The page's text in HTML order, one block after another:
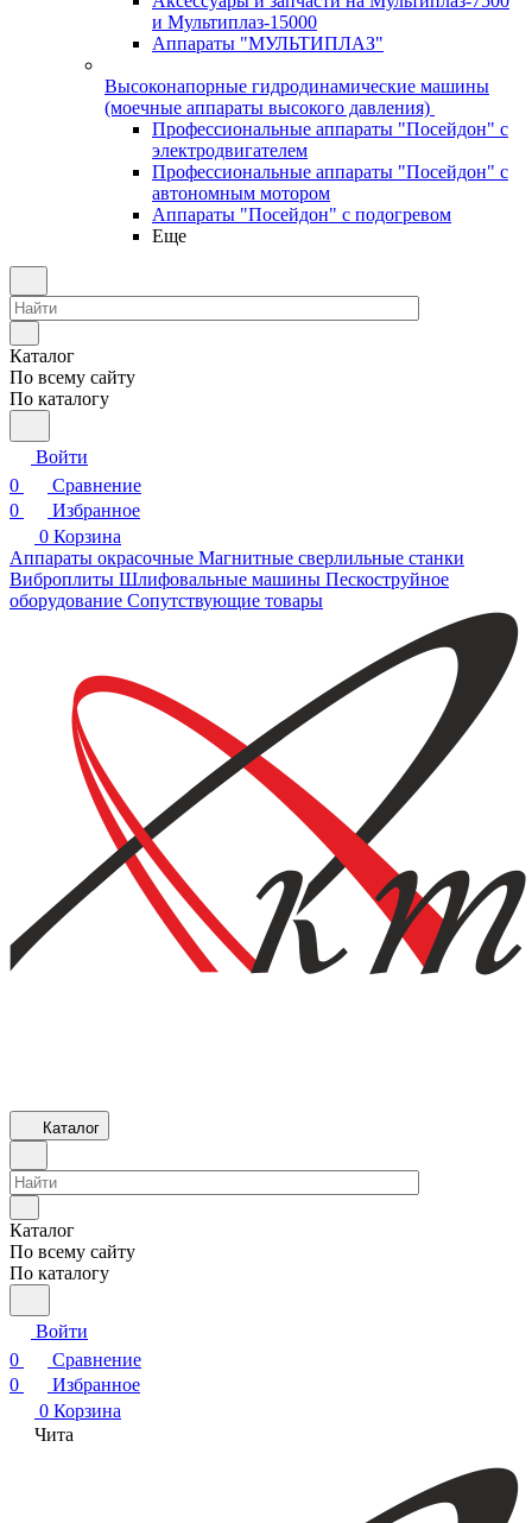
и Мультиплаз-15000
Аппараты "МУЛЬТИПЛАЗ"
Высоконапорные гидродинамические машины
(моечные аппараты высокого давления)
Профессиональные аппараты "Посейдон" с
электродвигателем
Профессиональные аппараты "Посейдон" с
автономным мотором
Аппараты "Посейдон" с подогревом
Еще
Каталог
По всему сайту
По каталогу
Войти
0
Сравнение
0
Избранное
0 Корзина
Аппараты окрасочные Магнитные сверлильные станки
Виброплиты Шлифовальные машины Пескоструйное
оборудование Сопутствующие товары
Каталог
Каталог
По всему сайту
По каталогу
Войти
0
Сравнение
0
Избранное
0 Корзина
Чита